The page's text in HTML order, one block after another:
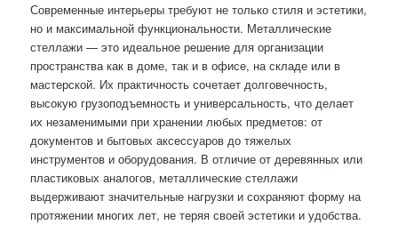
Современные интерьеры требуют не только стиля и эстетики,
но и максимальной функциональности. Металлические
стеллажи — это идеальное решение для организации
пространства как в доме, так и в офисе, на складе или в
мастерской. Их практичность сочетает долговечность,
высокую грузоподъемность и универсальность, что делает
их незаменимыми при хранении любых предметов: от
документов и бытовых аксессуаров до тяжелых
инструментов и оборудования. В отличие от деревянных или
пластиковых аналогов, металлические стеллажи
выдерживают значительные нагрузки и сохраняют форму на
протяжении многих лет, не теряя своей эстетики и удобства.